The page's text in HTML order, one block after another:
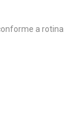
a rotina